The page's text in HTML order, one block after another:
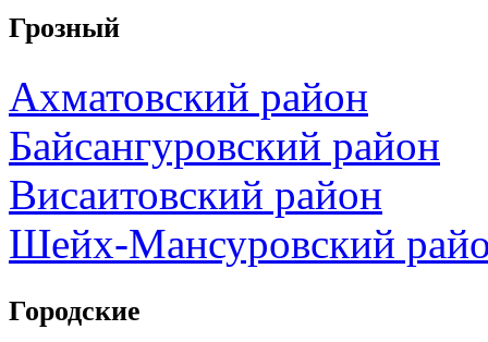
Грозный
Ахматовский район
Байсангуровский район
Висаитовский район
Шейх-Мансуровский
Городские